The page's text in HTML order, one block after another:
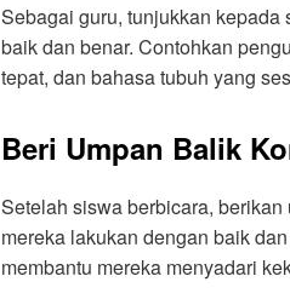
Sebagai guru, tunjukkan
baik dan benar. Contohkan
tepat, dan bahasa tubuh yang
Beri Umpan Balik
Setelah siswa berbicara,
mereka lakukan dengan baik
membantu mereka menyadari